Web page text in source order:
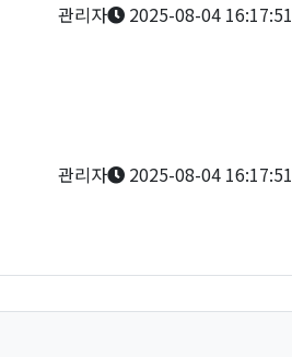
관리자 2025-08-04 16:17:51
관리자 2025-08-04 16:17:51